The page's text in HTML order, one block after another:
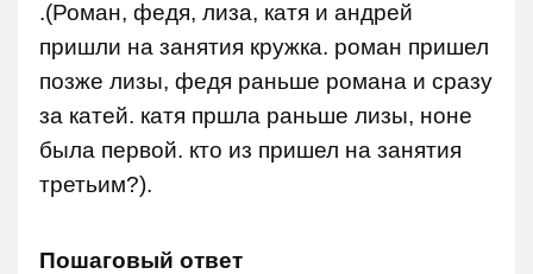
.(Роман, федя, лиза, катя и андрей
пришли на занятия кружка. роман пришел
позже лизы, федя раньше романа и сразу
за катей. катя пршла раньше лизы, ноне
была первой. кто из пришел на занятия
третьим?).
Пошаговый ответ